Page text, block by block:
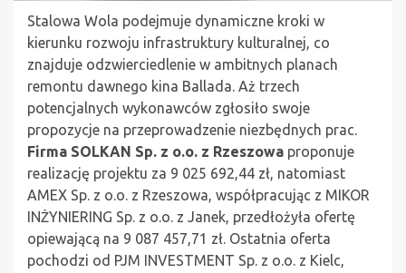
Stalowa Wola podejmuje dynamiczne kroki w
kierunku rozwoju infrastruktury kulturalnej, co
znajduje odzwierciedlenie w ambitnych planach
remontu dawnego kina Ballada. Aż trzech
potencjalnych wykonawców zgłosiło swoje
propozycje na przeprowadzenie niezbędnych prac.
Firma SOLKAN Sp. z o.o. z Rzeszowa proponuje
realizację projektu za 9 025 692,44 zł, natomiast
AMEX Sp. z o.o. z Rzeszowa, współpracując z MIKOR
INŻYNIERING Sp. z o.o. z Janek, przedłożyła ofertę
opiewającą na 9 087 457,71 zł. Ostatnia oferta
pochodzi od PJM INVESTMENT Sp. z o.o. z Kielc,